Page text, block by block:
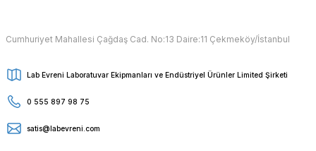
Cumhuriyet Mahallesi Çağdaş Cad. No:13 Daire:11 Çekmeköy/İstanbul
Lab Evreni Laboratuvar Ekipmanları ve Endüstriyel Ürünler Limited Şirketi
0 555 897 98 75
satis@labevreni.com